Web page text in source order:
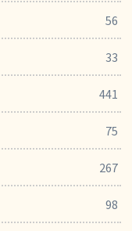
56
33
441
75
267
98